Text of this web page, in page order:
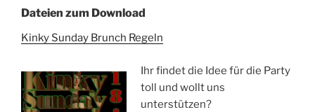
Dateien zum Download
Kinky Sunday Brunch Regeln
Ihr findet die Idee für die Party
toll und wollt uns
unterstützen?